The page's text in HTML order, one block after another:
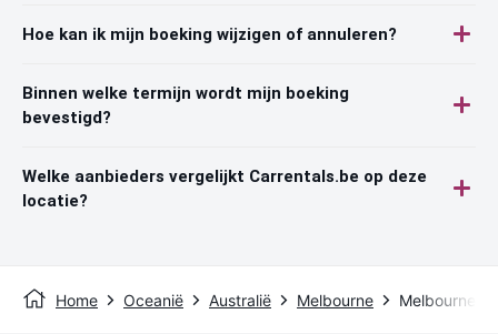
Hoe kan ik mijn boeking wijzigen of annuleren?
Binnen welke termijn wordt mijn boeking
bevestigd?
Welke aanbieders vergelijkt Carrentals.be op deze
locatie?
Home Oceanië Australië Melbourne Melbourne